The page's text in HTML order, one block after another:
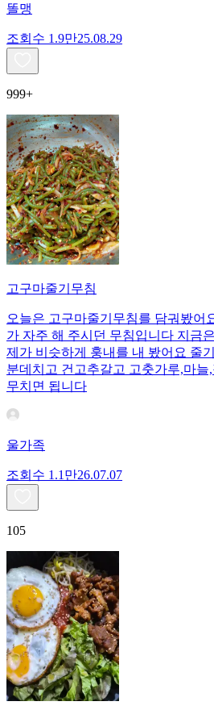
똘맹
조회수 1.9만25.08.29
999+
고구마줄기무침
오늘은 고구마줄기무침를 담궈봤어
가 자주 해 주시던 무침입니다 지금
제가 비슷하게 훙내를 내 봤어요 줄
분데치고 건고추갈고 고춧가루,마늘
무치면 됩니다
울가족
조회수 1.1만26.07.07
105